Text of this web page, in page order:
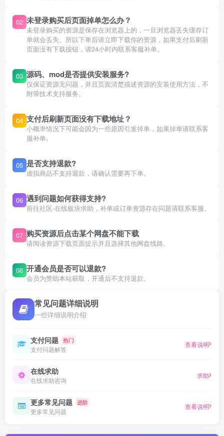
02 未登录购买后页面掉单怎么办？
未登录购买的资源是保存在浏览器上的，一旦浏览器丢失缓存订
单就会丢失。所以下单后请立即下载你的资源，如果支付后刷新
页面没有下载按钮，请24小时内联系客服补单。
03 源码、mod是否提供安装服务?
仅保证资源无问题，并且页面清楚描述资源的安装使用方法，不
附带技术支持服务。
04 支付后刷新页面没有下载地址？
小概率情况下可能会因为一些原因引发掉单，如果掉单请联系客
服补单。
05 是否支持退款?
虚拟商品不支持退款，请确认需要再下单。
06 遇到问题如何获得支持?
前往社区-在线板块求助，补单或订单资源存在问题请联系客服。
07 购买资源后点击某个网盘不能下载
请阅读资源下载页面提示并且选择其他网盘线路。
08 开通会员是否可以退款?
会员为赞助本站获取，开通后不支持退款。
常见问题详细说明
一些详细说明介绍
支付问题 热门
支付问题解答
查看说明
在线求助
在线求助咨询
求助
更多常见问题 进阶
更多常见问题
查看说明